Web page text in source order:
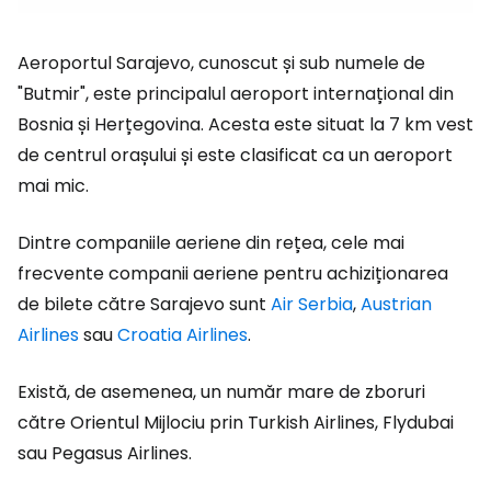
Aeroportul Sarajevo, cunoscut și sub numele de
"Butmir", este principalul aeroport internațional din
Bosnia și Herțegovina. Acesta este situat la 7 km vest
de centrul orașului și este clasificat ca un aeroport
mai mic.
Dintre companiile aeriene din rețea, cele mai
frecvente companii aeriene pentru achiziționarea
de bilete către Sarajevo sunt Air Serbia,Austrian
AirlinessauCroatia Airlines.
Există, de asemenea, un număr mare de zboruri
către Orientul Mijlociu prin Turkish Airlines, Flydubai
sau Pegasus Airlines.